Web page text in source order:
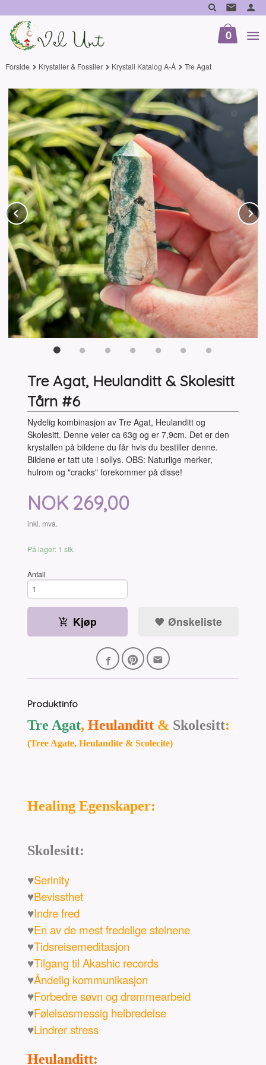
til
innholdet
0
Forside Krystaller & Fossiler Krystall Katalog A-Å Tre Agat
Prev
Tre Agat, Heulanditt & Skolesitt
Tårn #6
Nydelig kombinasjon av Tre Agat, Heulanditt og
Skolesitt. Denne veier ca 63g og er 7,9cm. Det er den
krystallen på bildene du får hvis du bestiller denne.
Bildene er tatt ute i sollys. OBS: Naturlige merker,
hulrom og "cracks" forekommer på disse!
Pris
NOK 269,00
inkl. mva.
På lager: 1 stk.
Antall
Kjøp Ønskeliste
Produktinfo
Tre Agat,Heulanditt & Skolesitt:
(Tree Agate, Heulandite & Scolecite)
Healing Egenskaper:
Skolesitt:
♥Serinity
♥Bevissthet
♥Indre fred
♥En av de mest fredelige steinene
♥Tidsreisemeditasjon
♥Tilgang til Akashic records
♥Åndelig kommunikasjon
♥Forbedre søvn og drømmearbeid
♥Følelsesmessig helbredelse
♥Lindrer stress
Heulanditt: